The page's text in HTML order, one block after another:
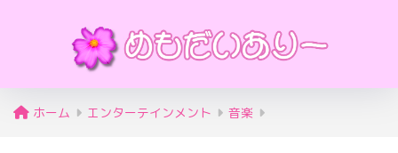
ホーム エンターテインメント 音楽